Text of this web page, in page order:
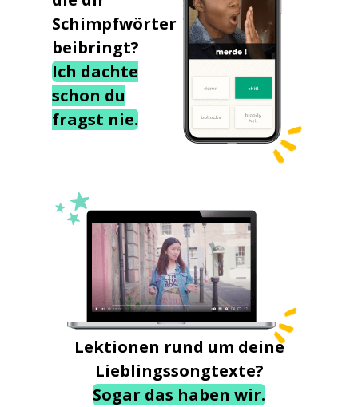
Schimpfwörter
beibringt?
Ich dachte
schon du
fragst nie.
Lektionen rund um deine
Lieblingssongtexte?
Sogar das haben wir.